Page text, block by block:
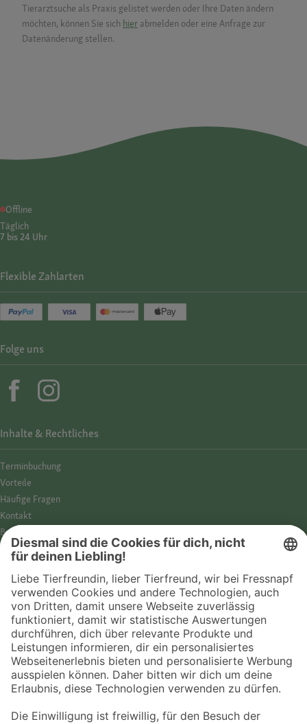
Tierarztsuche als Praxis gelistet werden oder Ihre Daten ändern
möchten, können Sie sich hier abmelden oder eine Anfrage zur
Datenänderung stellen.
Offline
Täglich
7 bis 24 Uhr
Inhalte & Rechtliches
Termin­buchung
Vorteile
Häufige Fragen
Kontakt
Barrierefreiheit
Impressum
Datenschutz­hinweise
Cookies
AGB
Entdecke Fressnapf
Tierversicherung
GPS-Tracker
Fressnapf Salon
Online-Shop
Flexible Zahlarten
Folge uns